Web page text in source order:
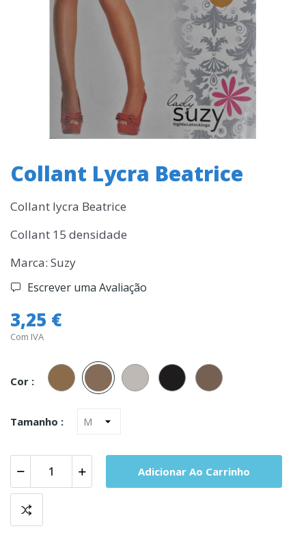
Collant Lycra Beatrice
Collant lycra Beatrice
Collant 15 densidade
Marca: Suzy
Escrever uma Avaliação
3,25 €
Com IVA
Cor :
203
Scala
206
Lucerne
208
Cinza
223
Black Muskate
Tamanho :
Adicionar Ao Carrinho